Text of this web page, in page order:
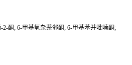
2-酮; 6-甲基氧杂萘邻酮; 6-甲基苯并吡喃酮;